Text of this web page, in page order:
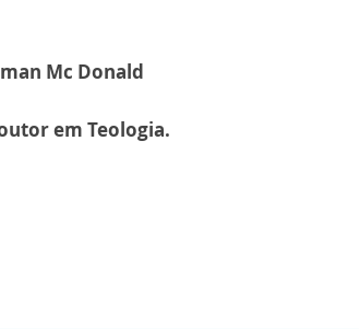
Mc Donald
em Teologia.